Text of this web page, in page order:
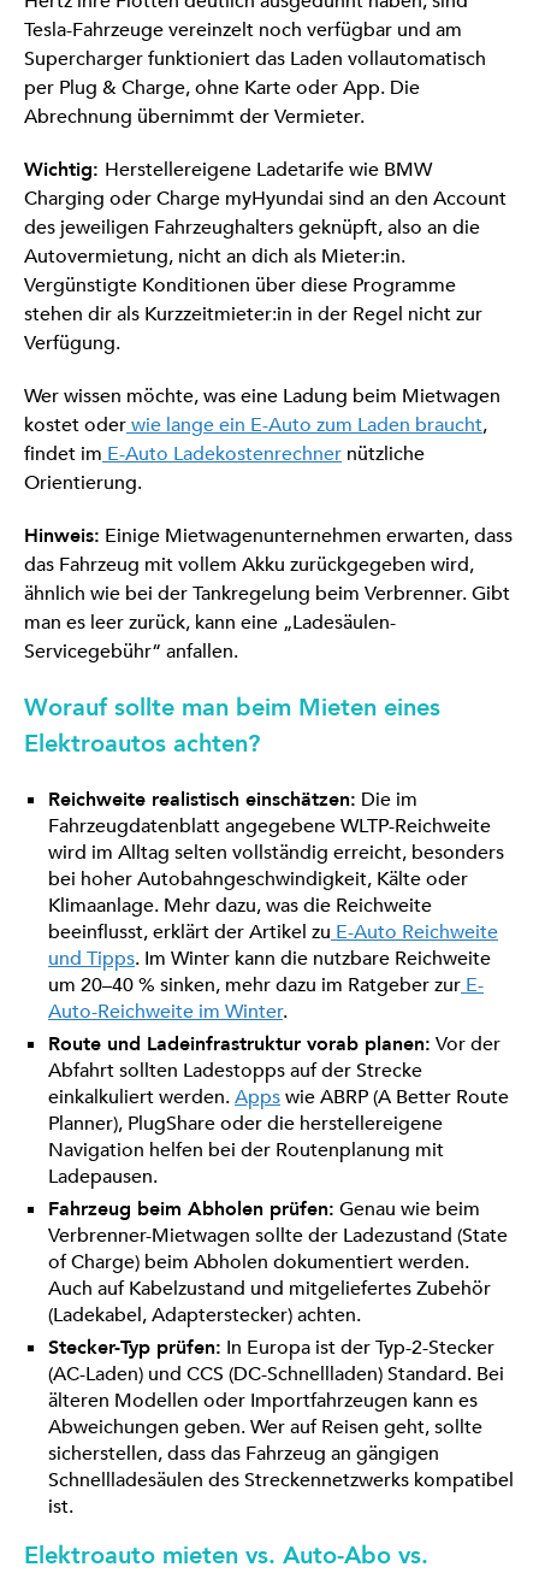
Tesla-Fahrzeuge vereinzelt noch verfügbar und am
Supercharger funktioniert das Laden vollautomatisch
per Plug & Charge, ohne Karte oder App. Die
Abrechnung übernimmt der Vermieter.
Wichtig: Herstellereigene Ladetarife wie BMW
Charging oder Charge myHyundai sind an den Account
des jeweiligen Fahrzeughalters geknüpft, also an die
Autovermietung, nicht an dich als Mieter:in.
Vergünstigte Konditionen über diese Programme
stehen dir als Kurzzeitmieter:in in der Regel nicht zur
Verfügung.
Wer wissen möchte, was eine Ladung beim Mietwagen
kostet oderwie lange ein E-Auto zum Laden braucht,
findet im E-Auto Ladekostenrechner nützliche
Orientierung.
Hinweis: Einige Mietwagenunternehmen erwarten, dass
das Fahrzeug mit vollem Akku zurückgegeben wird,
ähnlich wie bei der Tankregelung beim Verbrenner. Gibt
man es leer zurück, kann eine „Ladesäulen-
Servicegebühr“ anfallen.
Worauf sollte man beim Mieten eines
Elektroautos achten?
Reichweite realistisch einschätzen: Die im
Fahrzeugdatenblatt angegebene WLTP-Reichweite
wird im Alltag selten vollständig erreicht, besonders
bei hoher Autobahngeschwindigkeit, Kälte oder
Klimaanlage. Mehr dazu, was die Reichweite
beeinflusst, erklärt der Artikel zu E-Auto Reichweite
und Tipps. Im Winter kann die nutzbare Reichweite
um 20–40 % sinken, mehr dazu im Ratgeber zur E-
Auto-Reichweite im Winter.
Route und Ladeinfrastruktur vorab planen: Vor der
Abfahrt sollten Ladestopps auf der Strecke
einkalkuliert werden.Appswie ABRP (A Better Route
Planner), PlugShare oder die herstellereigene
Navigation helfen bei der Routenplanung mit
Ladepausen.
Fahrzeug beim Abholen prüfen: Genau wie beim
Verbrenner-Mietwagen sollte der Ladezustand (State
of Charge) beim Abholen dokumentiert werden.
Auch auf Kabelzustand und mitgeliefertes Zubehör
(Ladekabel, Adapterstecker) achten.
Stecker-Typ prüfen: In Europa ist der Typ-2-Stecker
(AC-Laden) und CCS (DC-Schnellladen) Standard. Bei
älteren Modellen oder Importfahrzeugen kann es
Abweichungen geben. Wer auf Reisen geht, sollte
sicherstellen, dass das Fahrzeug an gängigen
Schnellladesäulen des Streckennetzwerks kompatibel
ist.
Elektroauto mieten vs. Auto-Abo vs.